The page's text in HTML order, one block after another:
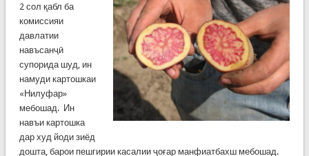
2 сол қабл ба
комиссияи
давлатии
навъсанҷӣ
супорида шуд, ин
намуди картошкаи
«Нилуфар»
мебошад. Ин
навъи картошка
дар худ йоди зиёд
дошта, барои пешгирии касалии ҷоғар манфиатбахш мебошад.